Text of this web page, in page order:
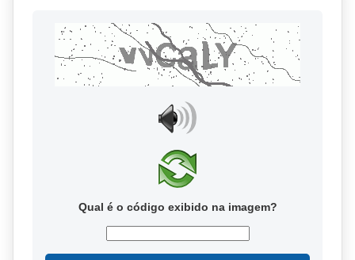
Qual é o código exibido na imagem?